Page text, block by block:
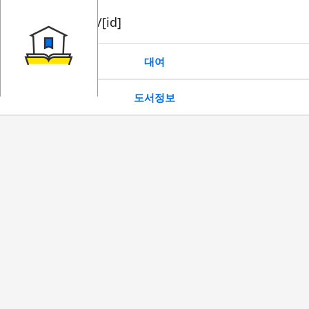
book/rent/[id]
대여
도서정보